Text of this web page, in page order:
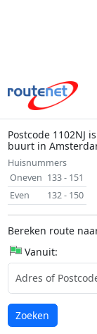
Postcode 1102NJ
buurt in
Huisnummers
Oneven 133 - 151
Even
132 - 150
Bereken route
Vanuit:
Laden...
Zoeken